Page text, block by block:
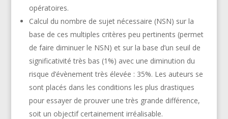
opératoires.
Calcul du nombre de sujet nécessaire (NSN) sur la
base de ces multiples critères peu pertinents (permet
de faire diminuer le NSN) et sur la base d’un seuil de
significativité très bas (1%) avec une diminution du
risque d’évènement très élevée : 35%. Les auteurs se
sont placés dans les conditions les plus drastiques
pour essayer de prouver une très grande différence,
soit un objectif certainement irréalisable.